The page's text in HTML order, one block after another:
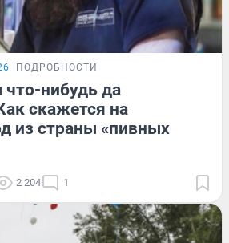
ПОДРОБНОСТИ
нибудь да
скажется на
из страны «пивных
2 204 1